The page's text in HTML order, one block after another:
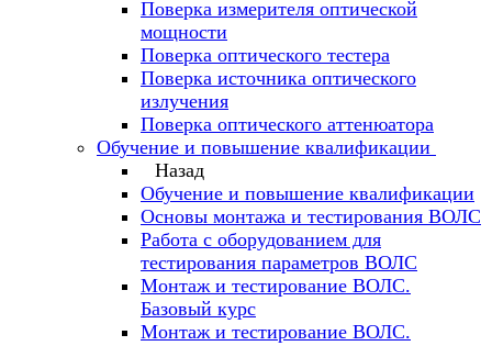
Поверка измерителя оптической
мощности
Поверка оптического тестера
Поверка источника оптического
излучения
Поверка оптического аттенюатора
Обучение и повышение квалификации
Назад
Обучение и повышение квалификации
Основы монтажа и тестирования ВОЛС
Работа с оборудованием для
тестирования параметров ВОЛС
Монтаж и тестирование ВОЛС.
Базовый курс
Монтаж и тестирование ВОЛС.